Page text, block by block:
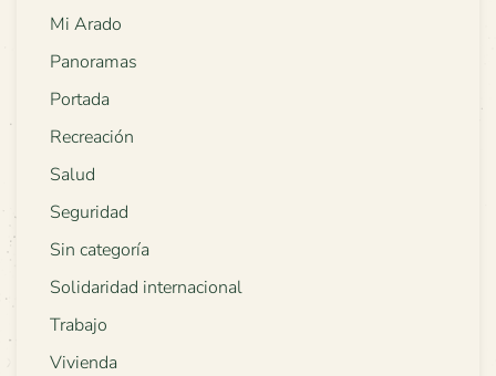
Mi Arado
Panoramas
Portada
Recreación
Salud
Seguridad
Sin categoría
Solidaridad internacional
Trabajo
Vivienda